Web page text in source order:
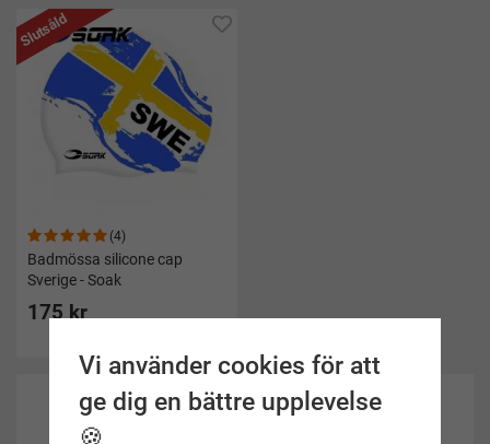
(4)
Badmössa silicone cap
Sverige - Soak
Slutsåld
175 kr
Vi använder cookies för att
ge dig en bättre upplevelse
🍪